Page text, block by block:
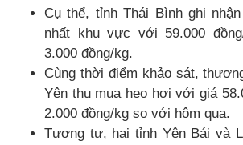
Cụ thể, tỉnh Thái Bình ghi
nhất khu vực với 59.000
3.000 đồng/kg.
Cùng thời điểm khảo sát,
Yên thu mua heo hơi với giá
2.000 đồng/kg so với hôm qua.
Tương tự, hai tỉnh Yên Bái và